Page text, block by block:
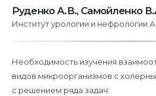
вибрионами
Руденко А.В., Самойленко
Институт урологии и нефрологии
Необходимость изучения
видов микроорганизмов с
с решением ряда задач: